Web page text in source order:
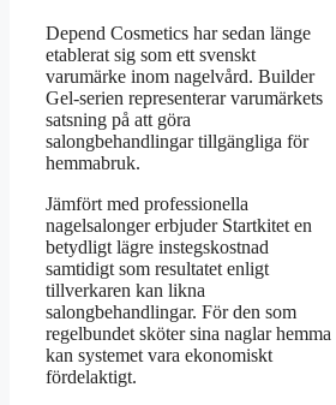
Depend Cosmetics har sedan länge
etablerat sig som ett svenskt
varumärke inom nagelvård. Builder
Gel-serien representerar varumärkets
satsning på att göra
salongbehandlingar tillgängliga för
hemmabruk.
Jämfört med professionella
nagelsalonger erbjuder Startkitet en
betydligt lägre instegskostnad
samtidigt som resultatet enligt
tillverkaren kan likna
salongbehandlingar. För den som
regelbundet sköter sina naglar hemma
kan systemet vara ekonomiskt
fördelaktigt.